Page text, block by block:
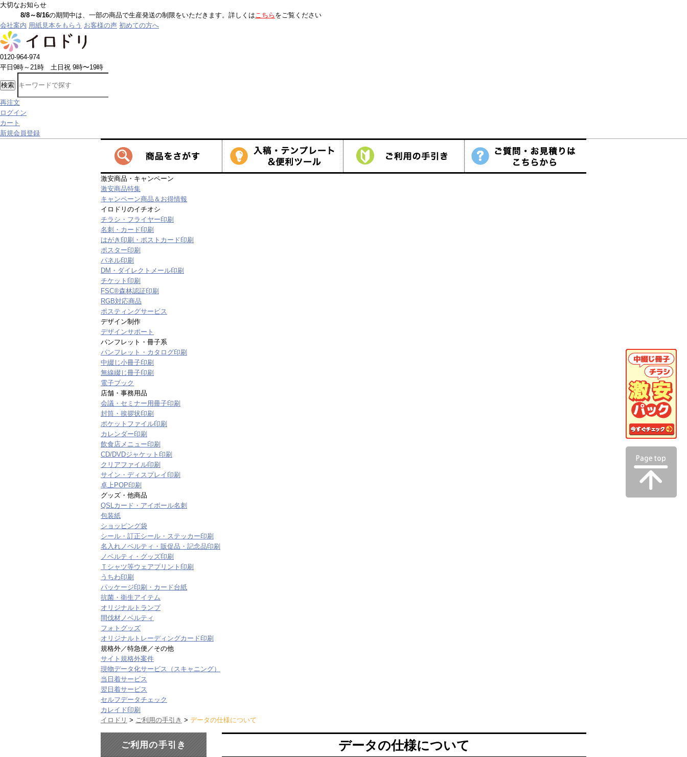
大切なお知らせ
8/8～8/16の期間中は、一部の商品で生産発送の制限をいただきます。詳しくはこちらをご覧ください
会社案内 用紙見本をもらう お客様の声 初めての方へ
0120-964-974
平日9時～21時 土日祝 9時〜19時
検索
再注文
ログイン
カート
新規会員登録
激安商品・キャンペーン
激安商品特集
キャンペーン商品＆お得情報
イロドリのイチオシ
チラシ・フライヤー印刷
名刺・カード印刷
はがき印刷・ポストカード印刷
ポスター印刷
パネル印刷
DM・ダイレクトメール印刷
チケット印刷
FSC®森林認証印刷
RGB対応商品
ポスティングサービス
デザイン制作
デザインサポート
パンフレット・冊子系
パンフレット・カタログ印刷
中綴じ小冊子印刷
無線綴じ冊子印刷
電子ブック
店舗・事務用品
会議・セミナー用冊子印刷
封筒・挨拶状印刷
ポケットファイル印刷
カレンダー印刷
飲食店メニュー印刷
CD/DVDジャケット印刷
クリアファイル印刷
サイン・ディスプレイ印刷
卓上POP印刷
グッズ・他商品
QSLカード・アイボール名刺
包装紙
ショッピング袋
シール・訂正シール・ステッカー印刷
名入れノベルティ・販促品・記念品印刷
ノベルティ・グッズ印刷
Ｔシャツ等ウェアプリント印刷
うちわ印刷
パッケージ印刷・カード台紙
抗菌・衛生アイテム
オリジナルトランプ
間伐材ノベルティ
フォトグッズ
オリジナルトレーディングカード印刷
規格外／特急便／その他
サイト規格外案件
現物データ化サービス（スキャニング）
当日着サービス
翌日着サービス
セルフデータチェック
カレイド印刷
イロドリ > ご利用の手引き > データの仕様について
データの仕様について
ご利用の手引き